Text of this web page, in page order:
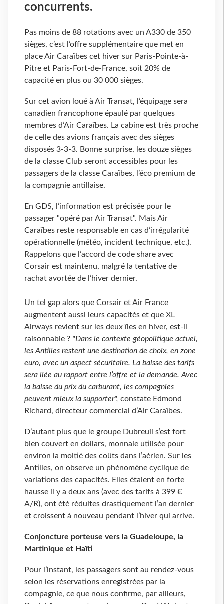
concurrents.
Pas moins de 88 rotations avec un A330 de 350
sièges, c’est l’offre supplémentaire que met en
place Air Caraïbes cet hiver sur Paris-Pointe-à-
Pitre et Paris-Fort-de-France, soit 20% de
capacité en plus ou 30 000 sièges.
Sur cet avion loué à Air Transat, l’équipage sera
canadien francophone épaulé par quelques
membres d’Air Caraïbes. La cabine est très proche
de celle des avions français avec des sièges
disposés 3-3-3. Bonne surprise, les douze sièges
de la classe Club seront accessibles pour les
passagers de la classe Caraïbes, l’éco premium de
la compagnie antillaise.
En GDS, l’information est précisée pour le
passager "opéré par Air Transat". Mais Air
Caraïbes reste responsable en cas d’irrégularité
opérationnelle (météo, incident technique, etc.).
Rappelons que l’accord de code share avec
Corsair est maintenu, malgré la tentative de
rachat avortée de l’hiver dernier.
Un tel gap alors que Corsair et Air France
augmentent aussi leurs capacités et que XL
Airways revient sur les deux îles en hiver, est-il
raisonnable ? "Dans le contexte géopolitique actuel,
les Antilles restent une destination de choix, en zone
euro, avec un aspect sécuritaire. La baisse des tarifs
sera liée au rapport entre l’offre et la demande. Avec
la baisse du prix du carburant, les compagnies
peuvent mieux la supporter", constate Edmond
Richard, directeur commercial d’Air Caraïbes.
D’autant plus que le groupe Dubreuil s’est fort
bien couvert en dollars, monnaie utilisée pour
environ la moitié des coûts dans l’aérien. Sur les
Antilles, on observe un phénomène cyclique de
variations des capacités. Elles étaient en forte
hausse il y a deux ans (avec des tarifs à 399 €
A/R), ont été réduites drastiquement l’an dernier
et croissent à nouveau pendant l’hiver qui arrive.
Conjoncture porteuse vers la Guadeloupe, la
Martinique et Haïti
Pour l’instant, les passagers sont au rendez-vous
selon les réservations enregistrées par la
compagnie, ce que nous confirme, par ailleurs,